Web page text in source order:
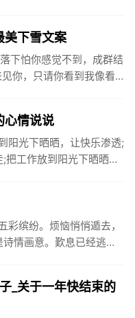
美下雪文案
下怕你感觉不到，成群结
你，只请你看到我像看
心情说说
阳光下晒晒，让快乐渗透;
工作放到阳光下晒晒，
彩缤纷。烦恼悄悄遁去，
情画意。歎息已经逃
_关于一年快结束的